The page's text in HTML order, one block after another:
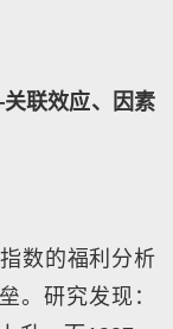
联效应、因素
数的福利分析
。研究发现：